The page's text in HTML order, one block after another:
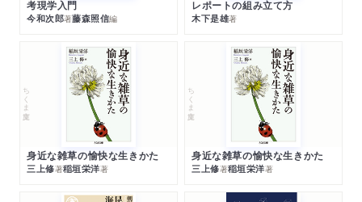
考現学入門
今和次郎著藤森照信編
レポートの組み立て方
木下是雄著
ちくま文庫
身近な雑草の愉快な生きかた
三上修著稲垣栄洋著
ちくま文庫
身近な雑草の愉快な生きかた
三上修著稲垣栄洋著